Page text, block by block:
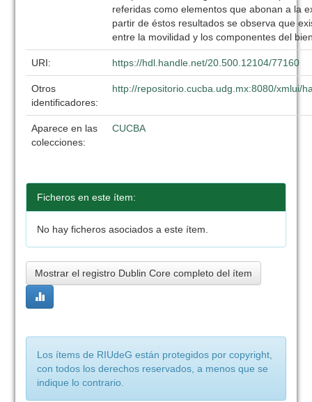
referidas como elementos que abonan a la
partir de éstos resultados se observa que
entre la movilidad y los componentes del
URI: https://hdl.handle.net/20.500.12104/77160
Otros
identificadores:
http://repositorio.cucba.udg.mx:8080/xmlui/
Aparece en las
colecciones:
CUCBA
Ficheros en este ítem:
No hay ficheros asociados a este ítem.
Mostrar el registro Dublin Core completo del ítem
Los ítems de RIUdeG están protegidos por copyright,
con todos los derechos reservados, a menos que se
indique lo contrario.